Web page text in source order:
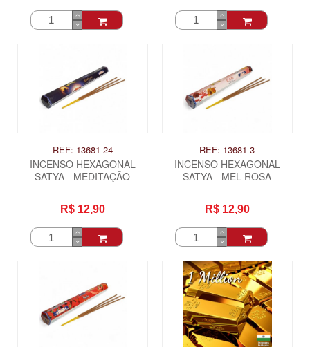
REF: 13681-24
INCENSO HEXAGONAL
SATYA - MEDITAÇÃO
R$ 12,90
REF: 13681-3
INCENSO HEXAGONAL
SATYA - MEL ROSA
R$ 12,90